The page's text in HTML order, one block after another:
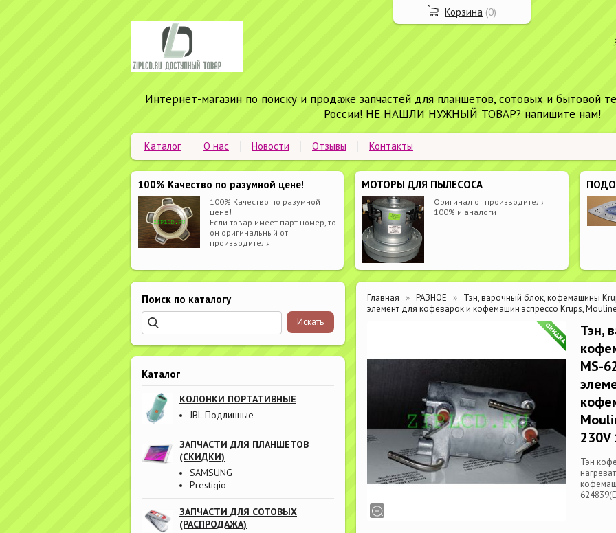
Интернет-магазин по поиску и продаже запчастей для планшетов, сотовых и бытовой
России! НЕ НАШЛИ НУЖНЫЙ ТОВАР? напишите нам!
Каталог О нас Новости Отзывы Контакты
100% Качество по разумной цене!
100% Качество по разумной
цене!
Если товар имеет парт номер, то
он оригинальный от
производителя
МОТОРЫ ДЛЯ ПЫЛЕСОСА
Оригинал от производителя
100% и аналоги
Поиск по каталогу
Каталог
КОЛОНКИ ПОРТАТИВНЫЕ
JBL Подлинные
ЗАПЧАСТИ ДЛЯ ПЛАНШЕТОВ
(СКИДКИ)
SAMSUNG
Prestigio
ЗАПЧАСТИ ДЛЯ СОТОВЫХ
(РАСПРОДАЖА)
Главная РАЗНОЕ
Тэн, варочный блок, кофемашины
элемент для кофеварок и кофемашин эспрессо Krups,
Тэн,
MS-
230V
Тэн
Корзина (0)